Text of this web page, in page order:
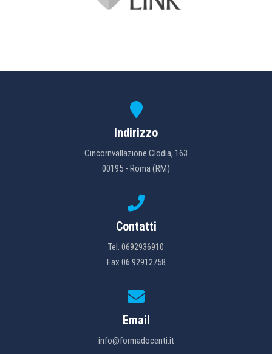
Indirizzo
Cincornvallazione Clodia, 163
00195 - Roma (RM)
Contatti
Tel. 0692936910
Fax 06 92912758
Email
info@formadocenti.it